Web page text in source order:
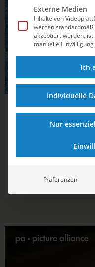
05.06.2025 11:00
Heimspiel in
Spannung in Hannover
im Heimspiel durch?
über die Spielpläne, die
Externe Medien
Inhalte von
werden
akzeptiert werden,
manuelle
Ich
Individuelle
Nur
Präferenzen